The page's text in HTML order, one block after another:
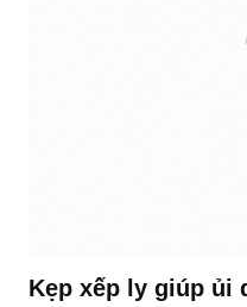
Kẹp xếp ly giúp ủi